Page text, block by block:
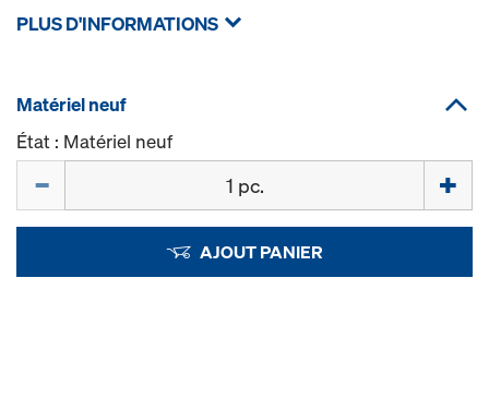
PLUS D'INFORMATIONS
Matériel neuf
État : Matériel neuf
AJOUT PANIER